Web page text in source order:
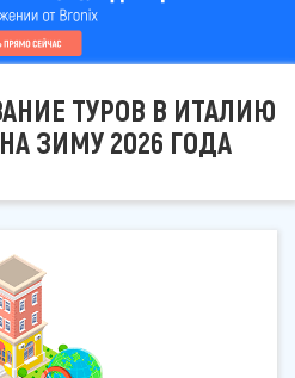
ТУРОВ В ИТАЛИЮ
ЗИМУ 2026 ГОДА